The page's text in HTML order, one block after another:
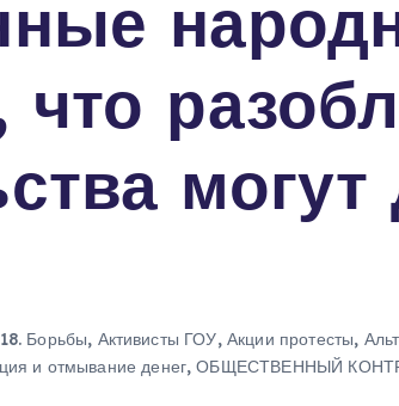
что
Борьбы, Активисты ГОУ, Акции протесты,
и отмывание денег,ОБЩЕСТВЕННЫЙ